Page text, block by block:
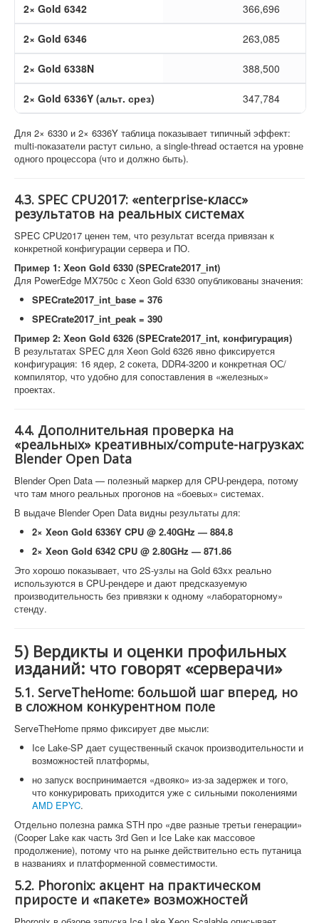
2× Gold 6342 366,696
2× Gold 6346 263,085
2× Gold 6338N 388,500
2× Gold 6336Y (альт. срез) 347,784
Для 2× 6330 и 2× 6336Y таблица показывает типичный эффект:
multi-показатели растут сильно, а single-thread остается на уровне
одного процессора (что и должно быть).
4.3. SPEC CPU2017: «enterprise-класс»
результатов на реальных системах
SPEC CPU2017 ценен тем, что результат всегда привязан к
конкретной конфигурации сервера и ПО.
Пример 1: Xeon Gold 6330 (SPECrate2017_int)
Для PowerEdge MX750c с Xeon Gold 6330 опубликованы значения:
SPECrate2017_int_base = 376
SPECrate2017_int_peak = 390
Пример 2: Xeon Gold 6326 (SPECrate2017_int, конфигурация)
В результатах SPEC для Xeon Gold 6326 явно фиксируется
конфигурация: 16 ядер, 2 сокета, DDR4-3200 и конкретная ОС/
компилятор, что удобно для сопоставления в «железных»
проектах.
4.4. Дополнительная проверка на
«реальных» креативных/compute-нагрузках:
Blender Open Data
Blender Open Data — полезный маркер для CPU-рендера, потому
что там много реальных прогонов на «боевых» системах.
В выдаче Blender Open Data видны результаты для:
2× Xeon Gold 6336Y CPU @ 2.40GHz — 884.8
2× Xeon Gold 6342 CPU @ 2.80GHz — 871.86
Это хорошо показывает, что 2S-узлы на Gold 63xx реально
используются в CPU-рендере и дают предсказуемую
производительность без привязки к одному «лабораторному»
стенду.
5) Вердикты и оценки профильных
изданий: что говорят «серверачи»
5.1. ServeTheHome: большой шаг вперед, но
в сложном конкурентном поле
ServeTheHome прямо фиксирует две мысли:
Ice Lake-SP дает существенный скачок производительности и
возможностей платформы,
но запуск воспринимается «двояко» из-за задержек и того,
что конкурировать приходится уже с сильными поколениями
AMD EPYC.
Отдельно полезна рамка STH про «две разные третьи генерации»
(Cooper Lake как часть 3rd Gen и Ice Lake как массовое
продолжение), потому что на рынке действительно есть путаница
в названиях и платформенной совместимости.
5.2. Phoronix: акцент на практическом
приросте и «пакете» возможностей